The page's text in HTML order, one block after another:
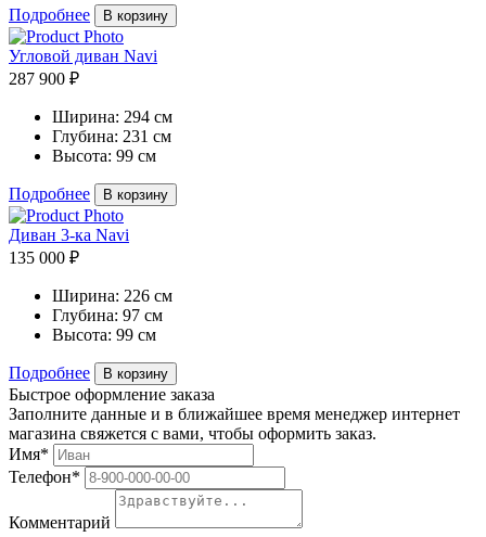
Подробнее В корзину
Угловой диван Navi
287 900 ₽
Ширина: 294 см
Глубина: 231 см
Высота: 99 см
Подробнее В корзину
Диван 3-ка Navi
135 000 ₽
Ширина: 226 см
Глубина: 97 см
Высота: 99 см
Подробнее В корзину
Быстрое оформление заказа
Заполните данные и в ближайшее время менеджер интернет
магазина свяжется с вами, чтобы оформить заказ.
Имя*
Телефон*
Комментарий